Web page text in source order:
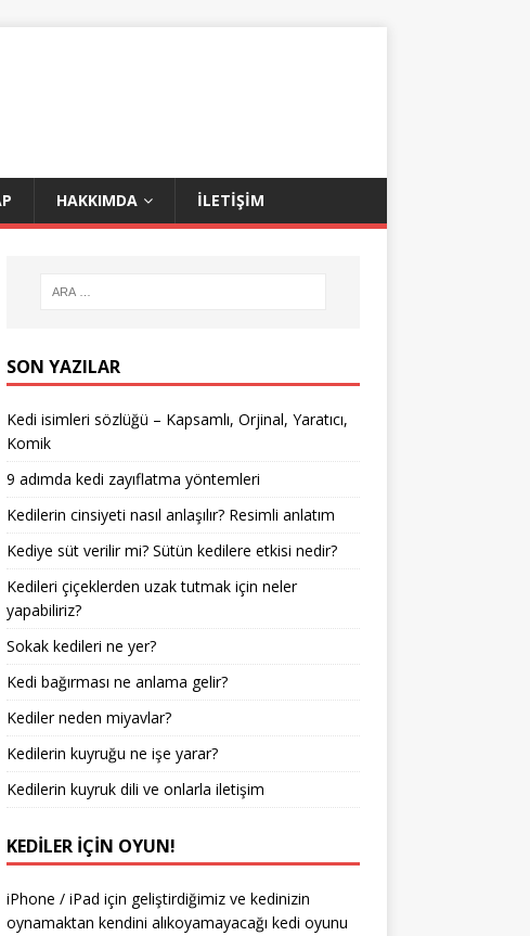
HAKKIMDA İLETIŞIM
SON YAZILAR
Kedi isimleri sözlüğü – Kapsamlı, Orjinal, Yaratıcı,
Komik
9 adımda kedi zayıflatma yöntemleri
Kedilerin cinsiyeti nasıl anlaşılır? Resimli anlatım
Kediye süt verilir mi? Sütün kedilere etkisi nedir?
Kedileri çiçeklerden uzak tutmak için neler
yapabiliriz?
Sokak kedileri ne yer?
Kedi bağırması ne anlama gelir?
Kediler neden miyavlar?
Kedilerin kuyruğu ne işe yarar?
Kedilerin kuyruk dili ve onlarla iletişim
KEDILER IÇIN OYUN!
iPhone / iPad için geliştirdiğimiz ve kedinizin
oynamaktan kendini alıkoyamayacağı kedi oyunu